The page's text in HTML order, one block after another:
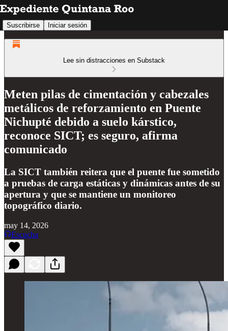
Suscribirse Iniciar sesión
Lee sin distracciones en Substack
Meten pilas de cimentación y cabezales
metálicos de reforzamiento en Puente
Nichupté debido a suelo kárstico,
reconoce SICT; es seguro, afirma
comunicado
La SICT también reitera que el puente fue sometido
a pruebas de carga estáticas y dinámicas antes de su
apertura y que se mantiene un monitoreo
topográfico diario.
may 14, 2026
Escucha